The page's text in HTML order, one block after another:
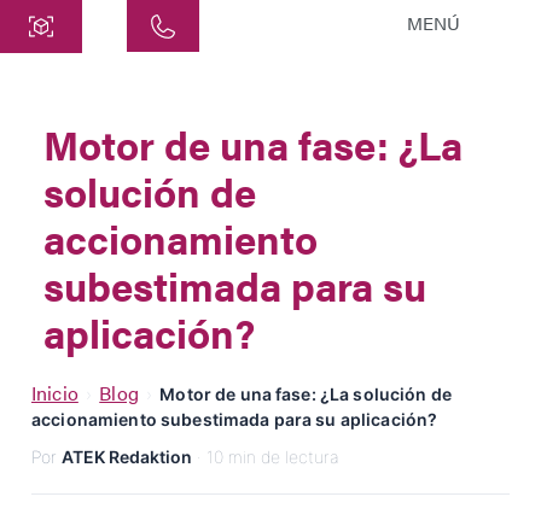
Siemensstraße 47
25462 Rellingen
info@atek.de
+49 4101 7953-0
Abrir Chat
Nombre
Nombre de la Empresa
MENÚ
Motor de una fase: ¿La
solución de
accionamiento
subestimada para su
aplicación?
Inicio Blog
Motor de una fase: ¿La solución de
accionamiento subestimada para su aplicación?
Por ATEK Redaktion · 10 min de lectura